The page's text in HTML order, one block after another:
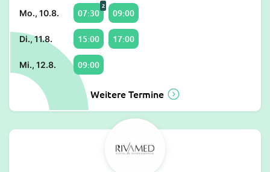
Mo., 10.8. 07:30
2
09:00
Di., 11.8. 15:00 17:00
Mi., 12.8. 09:00
Weitere Termine